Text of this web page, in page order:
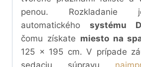
penou. Rozkladanie
automatického systému
čomu získate miesto na
125 x 195 cm. V prípade
sedaciu súpravu